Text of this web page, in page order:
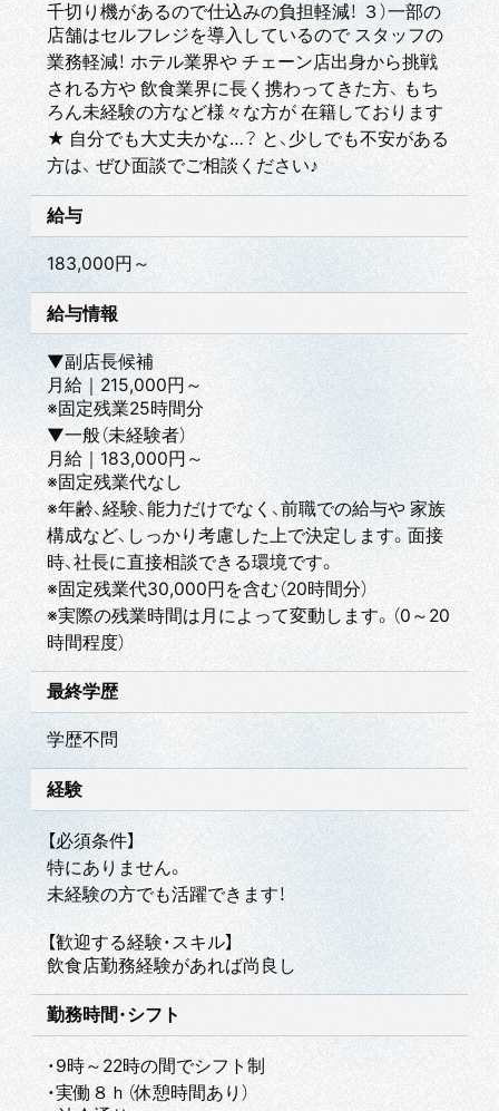
千切り機があるので仕込みの負担軽減！ ３）一部の
店舗はセルフレジを導入しているので スタッフの
業務軽減！ ホテル業界や チェーン店出身から挑戦
される方や 飲食業界に長く携わってきた方、 もち
ろん未経験の方など様々な方が 在籍しております
★ 自分でも大丈夫かな…？ と、少しでも不安がある
方は、 ぜひ面談でご相談ください♪
給与
183,000円～
給与情報
▼副店長候補
月給｜215,000円～
※固定残業25時間分
▼一般（未経験者）
月給｜183,000円～
※固定残業代なし
※年齢、経験、能力だけでなく、前職での給与や 家族
構成など、しっかり考慮した上で決定します。面接
時、社長に直接相談できる環境です。
※固定残業代30,000円を含む（20時間分）
※実際の残業時間は月によって変動します。（0～20
時間程度）
最終学歴
学歴不問
経験
【必須条件】
特にありません。
未経験の方でも活躍できます！
【歓迎する経験・スキル】
飲食店勤務経験があれば尚良し
勤務時間・シフト
・9時～22時の間でシフト制
・実働８ｈ（休憩時間あり）